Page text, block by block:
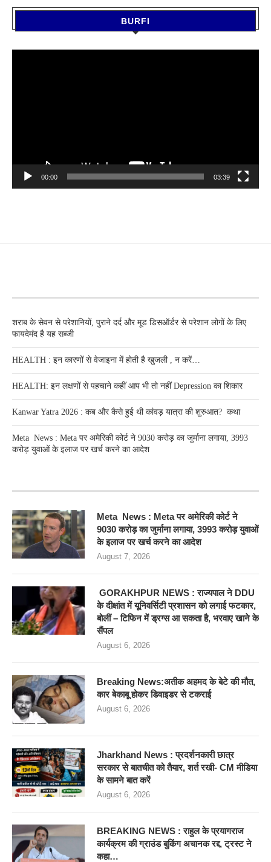
BURFI
00:00 03:39
शराब के सेवन से परेशानियों, पुराने दर्द और मूड डिसऑर्डर से परेशान लोगों के लिए
फायदेमंद है यह सब्जी
HEALTH : इन कारणों से वेजाइना में होती है खुजली , न करें…
HEALTH: इन लक्षणों से पहचाने कहीं आप भी तो नहीं Depression का शिकार
Kanwar Yatra 2026 : कब और कैसे हुई थी कांवड़ यात्रा की शुरुआत? कथा
Meta News : Meta पर अमेरिकी कोर्ट ने 9030 करोड़ का जुर्माना लगाया, 3993
करोड़ युवाओं के इलाज पर खर्च करने का आदेश
Meta News : Meta पर अमेरिकी कोर्ट ने
9030 करोड़ का जुर्माना लगाया, 3993 करोड़ युवाओं
के इलाज पर खर्च करने का आदेश
August 7, 2026
GORAKHPUR NEWS : राज्यपाल ने DDU
के दीक्षांत में यूनिवर्सिटी प्रशासन को लगाई फटकार,
बोलीं – टिफिन में ड्रग्स आ सकता है, भरवाए खाने के
सैंपल
August 6, 2026
Breaking News:अतीक अहमद के बेटे की मौत,
कार बेकाबू होकर डिवाइडर से टकराई
August 6, 2026
Jharkhand News : प्रदर्शनकारी छात्र
सरकार से बातचीत को तैयार, शर्त रखी- CM मीडिया
के सामने बात करें
August 6, 2026
BREAKING NEWS : राहुल के प्रयागराज
कार्यक्रम की ग्राउंड बुकिंग अचानक रद्द, ट्रस्ट ने
कहा…